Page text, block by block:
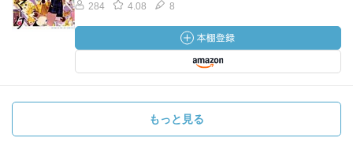
284 4.08 8
もっと見る